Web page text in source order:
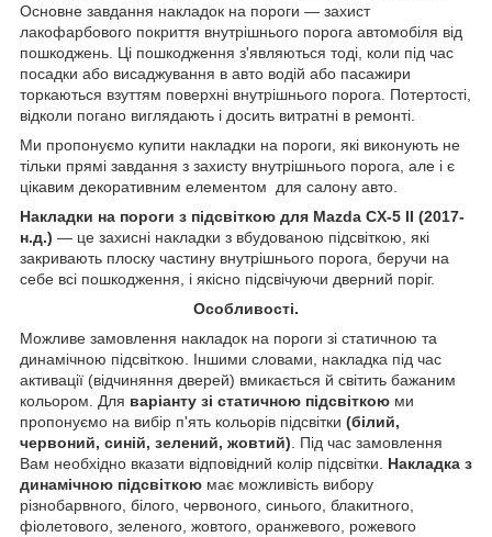
Основне завдання накладок на пороги — захист
лакофарбового покриття внутрішнього порога автомобіля від
пошкоджень. Ці пошкодження з'являються тоді, коли під час
посадки або висаджування в авто водій або пасажири
торкаються взуттям поверхні внутрішнього порога. Потертості,
відколи погано виглядають і досить витратні в ремонті.
Ми пропонуємо купити накладки на пороги, які виконують не
тільки прямі завдання з захисту внутрішнього порога, але і є
цікавим декоративним елементом для салону авто.
Накладки на пороги з підсвіткою для Mazda CX-5 II (2017-
н.д.) — це захисні накладки з вбудованою підсвіткою, які
закривають плоску частину внутрішнього порога, беручи на
себе всі пошкодження, і якісно підсвічуючи дверний поріг.
Особливості.
Можливе замовлення накладок на пороги зі статичною та
динамічною підсвіткою. Іншими словами, накладка під час
активації (відчиняння дверей) вмикається й світить бажаним
кольором. Для варіанту зі статичною підсвіткою ми
пропонуємо на вибір п'ять кольорів підсвітки (білий,
червоний, синій, зелений, жовтий) . Під час замовлення
Вам необхідно вказати відповідний колір підсвітки. Накладка з
динамічною підсвіткою має можливість вибору
різнобарвного, білого, червоного, синього, блакитного,
фіолетового, зеленого, жовтого, оранжевого, рожевого